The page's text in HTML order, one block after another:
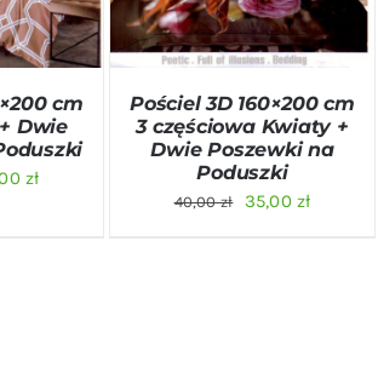
cm
Dwie
złAktualna
Pościel 3D 160×200 cm
3 częściowa Kwiaty +
Dwie Poszewki na
Poduszki
40,00zł
Pierwotna
35,00 zł